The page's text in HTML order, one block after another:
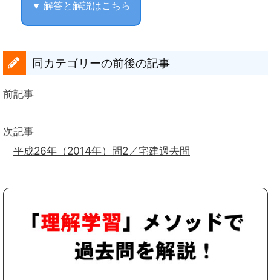
▼ 解答と解説はこちら
同カテゴリーの前後の記事
前記事
次記事
平成26年（2014年）問2／宅建過去問